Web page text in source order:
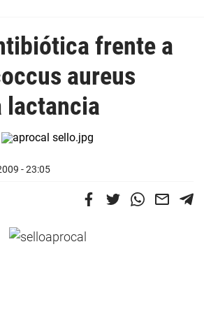
frente a
aureus
lactancia
- 23:05